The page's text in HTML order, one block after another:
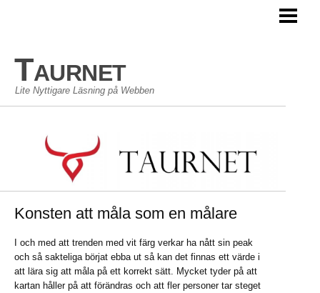
Taurnet
Lite Nyttigare Läsning på Webben
Konsten att måla som en målare
I och med att trenden med vit färg verkar ha nått sin peak
och så sakteliga börjat ebba ut så kan det finnas ett värde i
att lära sig att måla på ett korrekt sätt. Mycket tyder på att
kartan håller på att förändras och att fler personer tar steget